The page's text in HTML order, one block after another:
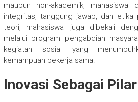
maupun non-akademik, mahasiswa
integritas, tanggung jawab, dan etika
teori, mahasiswa juga dibekali
melalui program pengabdian
kegiatan sosial yang
kemampuan bekerja sama.
Inovasi Sebagai